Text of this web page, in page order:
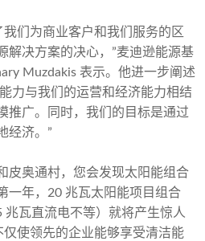
我们为商业客户和我们服务的区
解决方案的决心，”麦迪逊能源基
Muzdakis 表示。他进一步阐述
力与我们的运营和经济能力相结
推广。同时，我们的目标是通过
经济。”
皮奥通村，您会发现太阳能组合
一年，20 兆瓦太阳能项目组合
兆瓦直流电不等）就将产生惊人
使领先的企业能够享受清洁能